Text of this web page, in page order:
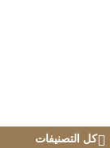
كل التصنيفات